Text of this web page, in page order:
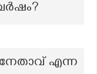
നേതാവ് എന്ന